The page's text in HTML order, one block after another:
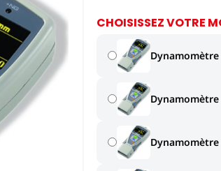
CHOISISSEZ VOTRE
Dynamomètre
Dynamomètre
Dynamomètre